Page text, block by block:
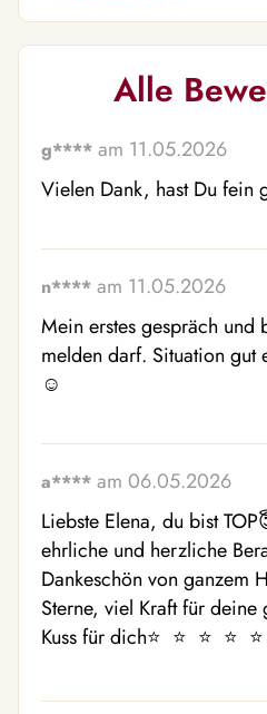
Alle
g**** am 11.05.2026
Vielen Dank, hast Du fein
n**** am 11.05.2026
Mein erstes gespräch und
melden darf. Situation gut
☺ ️
a**** am 06.05.2026
Liebste Elena, du bist
ehrliche und herzliche
Dankeschön von ganzem
Sterne, viel Kraft für
Kuss für dich⭐  ⭐  ⭐  ⭐